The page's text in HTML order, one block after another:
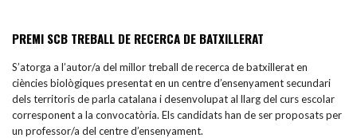
PREMI SCB TREBALL DE RECERCA DE BATXILLERAT
S’atorga a l’autor/a del millor treball de recerca de batxillerat en
ciències biològiques presentat en un centre d’ensenyament secundari
dels territoris de parla catalana i desenvolupat al llarg del curs escolar
corresponent a la convocatòria. Els candidats han de ser proposats per
un professor/a del centre d’ensenyament.